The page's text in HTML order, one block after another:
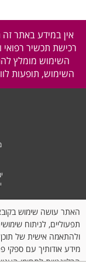
אין במידע באתר
רכישת תכשיר רפואי
השימוש מומלץ
השימוש, תופעות
תפעוליים, לניתוח
ולהתאמה אישית של
מידע אודותיך עם ספקי